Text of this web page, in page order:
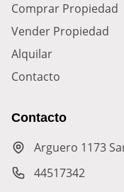
Comprar Propiedad
Vender Propiedad
Alquilar
Contacto
Contacto
Arguero 1173
44517342